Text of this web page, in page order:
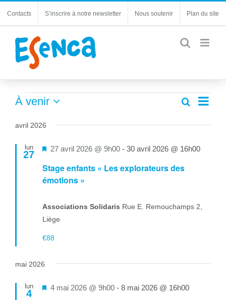
Contacts S’inscrire à notre newsletter Nous soutenir Plan du site
Évènements
de
Recherche
vues
Liste
À venir
une
avril 2026
lun
27
Stage enfants « Les explorateurs des
émotions »
Mis
avant
27 avril 2026 @ 9h00 - 30 avril 2026 @ 16h00
Associations Solidaris Rue E. Remouchamps 2,
Liège
€88
mai 2026
lun
4
Mis
4 mai 2026 @ 9h00 - 8 mai 2026 @ 16h00